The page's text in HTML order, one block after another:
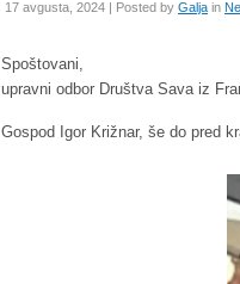
17 avgusta, 2024 | Posted by Galja in
Spoštovani,
upravni odbor Društva Sava iz
Gospod Igor Križnar, še do pred